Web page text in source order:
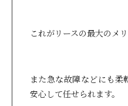
これがリースの最大のメリ
また急な故障などにも柔
安心して任せられます。